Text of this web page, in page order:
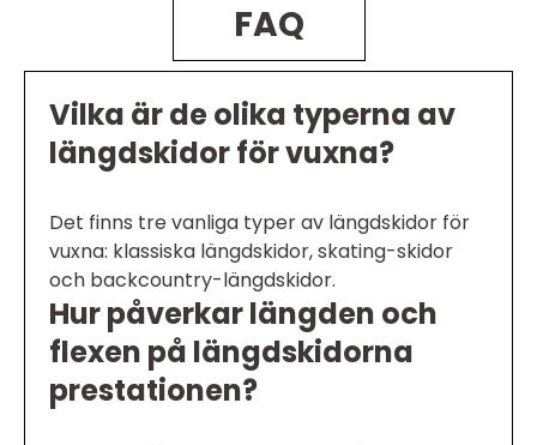
FAQ
Vilka är de olika typerna av
längdskidor för vuxna?
Det finns tre vanliga typer av längdskidor för
vuxna: klassiska längdskidor, skating-skidor
och backcountry-längdskidor.
Hur påverkar längden och
flexen på längdskidorna
prestationen?